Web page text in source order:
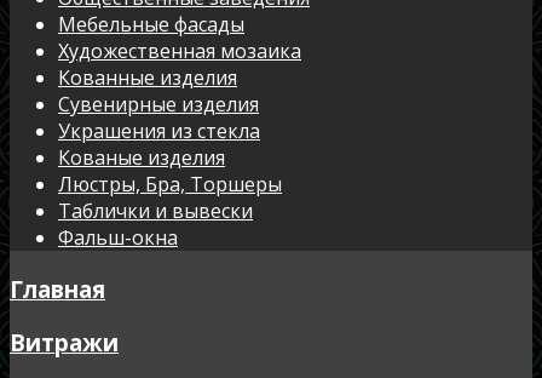
Мебельные фасады
Художественная мозаика
Кованные изделия
Сувенирные изделия
Украшения из стекла
Кованые изделия
Люстры, Бра, Торшеры
Таблички и вывески
Фальш-окна
Главная
Витражи